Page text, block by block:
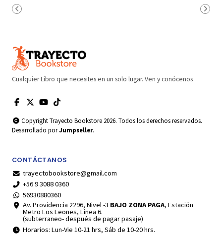
Cualquier Libro que necesites en un solo lugar. Ven y conócenos
Copyright Trayecto Bookstore 2026. Todos los derechos reservados.
Desarrollado porJumpseller.
CONTÁCTANOS
trayectobookstore@gmail.com
+56 9 3088 0360
56930880360
Av. Providencia 2296, Nivel -3 BAJO ZONA PAGA, Estación
Metro Los Leones, Línea 6.
(subterraneo- después de pagar pasaje)
Horarios: Lun-Vie 10-21 hrs, Sáb de 10-20 hrs.